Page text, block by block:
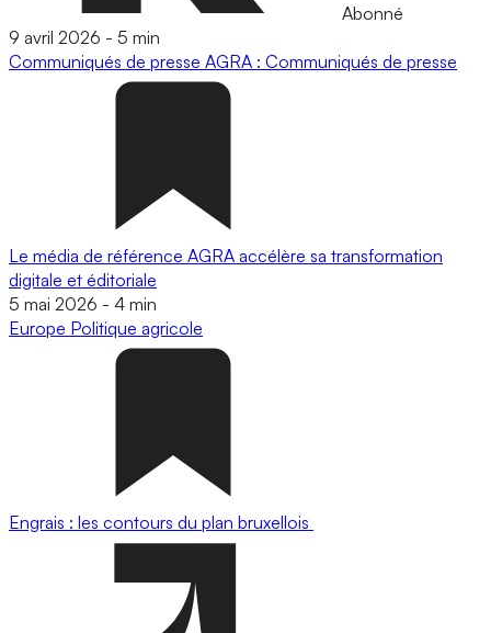
Abonné
9 avril 2026 - 5 min
Communiqués de presse AGRA : Communiqués de presse
Le média de référence AGRA accélère sa transformation
digitale et éditoriale
5 mai 2026 - 4 min
Europe Politique agricole
Engrais : les contours du plan bruxellois